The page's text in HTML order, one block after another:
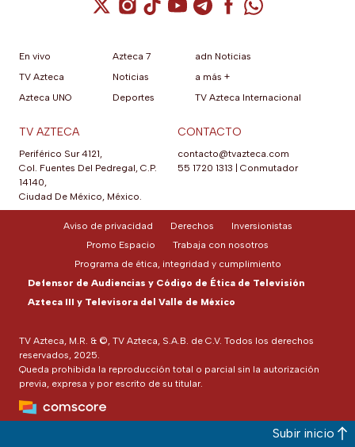
Cuenta de X / Twitter (se abre en una
Cuenta de Instagram (se abre en una
Cuenta de TikTok (se abre en
Cuenta de YouTube (se abre
Cuenta de Telegram (se
Cuenta de
Cuenta de
En vivo
TV Azteca
Azteca UNO
Azteca 7
Noticias
Deportes
adn Noticias
a más +
TV Azteca Internacional
TV AZTECA
Periférico Sur 4121,
Col. Fuentes Del Pedregal, C.P.
14140,
Ciudad De México, México.
CONTACTO
contacto@tvazteca.com
55 1720 1313
Conmutador
TV Azteca, M.R. & ©, TV Azteca, S.A.B. de C.V. Todos los derechos
reservados, 2025.
Queda prohibida la reproducción total o parcial sin la autorización
previa, expresa y por escrito de su titular.
Aviso de privacidad Derechos
Inversionistas
Promo Espacio
Trabaja con nosotros
Programa de ética, integridad y cumplimiento
Defensor de Audiencias y Código de Ética de Televisión
Azteca III y Televisora del Valle de México
Subir inicio